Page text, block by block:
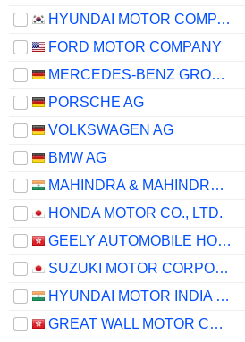
HYUNDAI MOTOR COMPANY
FORD MOTOR COMPANY
MERCEDES-BENZ GROUP AG
PORSCHE AG
VOLKSWAGEN AG
BMW AG
MAHINDRA & MAHINDRA LIMITED
HONDA MOTOR CO., LTD.
GEELY AUTOMOBILE HOLDINGS LIMITED
SUZUKI MOTOR CORPORATION
HYUNDAI MOTOR INDIA LIMITED
GREAT WALL MOTOR COMPANY LIMITED